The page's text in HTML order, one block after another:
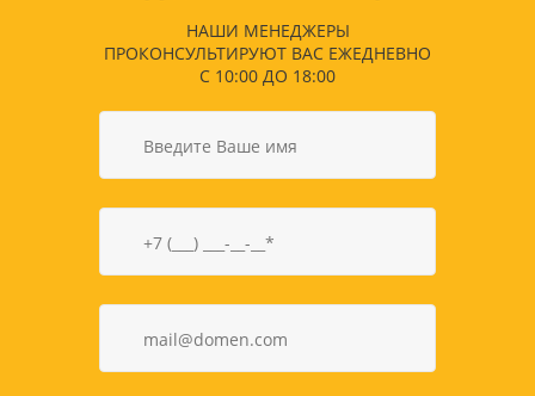
НАШИ МЕНЕДЖЕРЫ
ПРОКОНСУЛЬТИРУЮТ ВАС ЕЖЕДНЕВНО
С 10:00 ДО 18:00